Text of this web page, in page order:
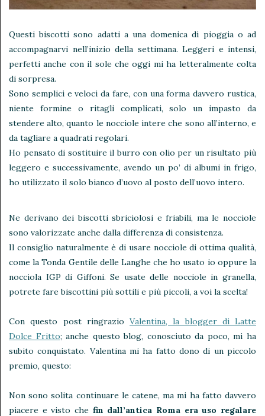
Questi biscotti sono adatti a una domenica di pioggia o ad
accompagnarvi nell’inizio della settimana. Leggeri e intensi,
perfetti anche con il sole che oggi mi ha letteralmente colta
di sorpresa.
Sono semplici e veloci da fare, con una forma davvero rustica,
niente formine o ritagli complicati, solo un impasto da
stendere alto, quanto le nocciole intere che sono all’interno, e
da tagliare a quadrati regolari.
Ho pensato di sostituire il burro con olio per un risultato più
leggero e successivamente, avendo un po’ di albumi in frigo,
ho utilizzato il solo bianco d’uovo al posto dell’uovo intero.
Ne derivano dei biscotti sbriciolosi e friabili, ma le nocciole
sono valorizzate anche dalla differenza di consistenza.
Il consiglio naturalmente è di usare nocciole di ottima qualità,
come la Tonda Gentile delle Langhe che ho usato io oppure la
nocciola IGP di Giffoni. Se usate delle nocciole in granella,
potrete fare biscottini più sottili e più piccoli, a voi la scelta!
Con questo post ringrazio Valentina, la blogger di Latte
Dolce Fritto; anche questo blog, conosciuto da poco, mi ha
subito conquistato. Valentina mi ha fatto dono di un piccolo
premio, questo:
Non sono solita continuare le catene, ma mi ha fatto davvero
piacere e visto che fin dall’antica Roma era uso regalare